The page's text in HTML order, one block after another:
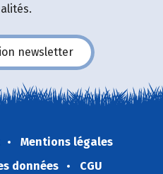
newsletter
Mentions légales
données
CGU